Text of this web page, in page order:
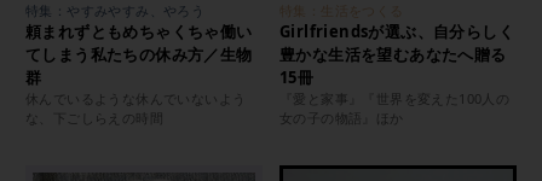
特集：やすみやすみ、やろう
頼まれずともめちゃくちゃ働い
てしまう私たちの休み方／生物
群
休んでいるような休んでいないよう
な、下ごしらえの時間
特集：生活をつくる
Girlfriendsが選ぶ、自分らしく
豊かな生活を望むあなたへ贈る
15冊
『愛と家事』『世界を変えた100人の
女の子の物語』ほか